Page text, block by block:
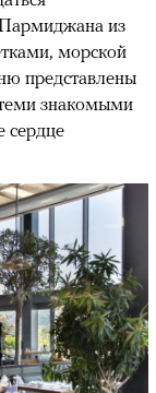
из
морской
представлены
знакомыми
сердце